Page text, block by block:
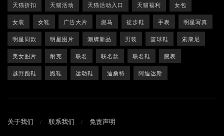
天猫折扣 天猫活动 天猫活动入口 天猫福利 女包
女装 女鞋 广告大片 彪马 徒步鞋 手表 明星写真
明星同款 明星图片 潮牌新品 男装 篮球鞋 索康尼
美女图片 耐克 联名 联名款 联名鞋 腕表
越野跑鞋 跑鞋 运动鞋 迪桑特 阿迪达斯
关于我们 联系我们 免责声明